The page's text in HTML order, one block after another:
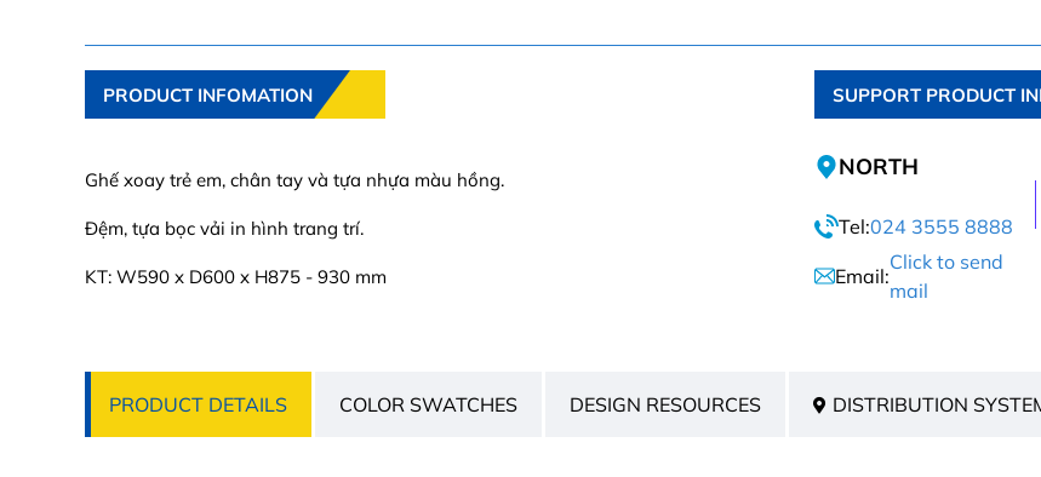
PRODUCT INFOMATION
Ghế xoay trẻ em, chân tay và tựa nhựa màu hồng.
Đệm, tựa bọc vải in hình trang trí.
KT: W590 x D600 x H875 - 930 mm
SUPPORT PRODUCT
NORTH
Tel:024 3555 8888
Email:
Click to send
mail
PRODUCT DETAILS COLOR SWATCHES DESIGN RESOURCES DISTRIBUTION